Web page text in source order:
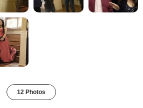
12 Photos